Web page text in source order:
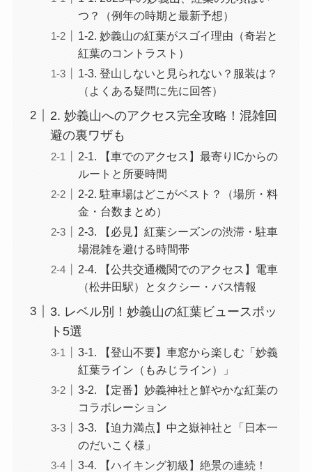
つ？（例年の時期と最新予想）
1-2. 妙義山の紅葉がスゴイ理由（奇岩と
紅葉のコントラスト）
1-3. 登山しないと見られない？服装は？
（よくある疑問に先に回答）
2. 妙義山へのアクセス完全攻略！混雑回
避の裏ワザも
2-1. 【車でのアクセス】最寄りICからの
ルートと所要時間
2-2. 駐車場はどこがベスト？（場所・料
金・台数まとめ）
2-3. 【必見】紅葉シーズンの渋滞・駐車
場混雑を避ける時間帯
2-4. 【公共交通機関でのアクセス】電車
（松井田駅）とタクシー・バス情報
3. レベル別！妙義山の紅葉ビュースポッ
ト5選
3-1. 【登山不要】車窓から楽しむ「妙義
紅葉ライン（もみじライン）」
3-2. 【定番】妙義神社と鮮やかな紅葉の
コラボレーション
3-3. 【迫力満点】中之嶽神社と「日本一
のだいこく様」
3-4. 【ハイキング初級】絶景の連続！